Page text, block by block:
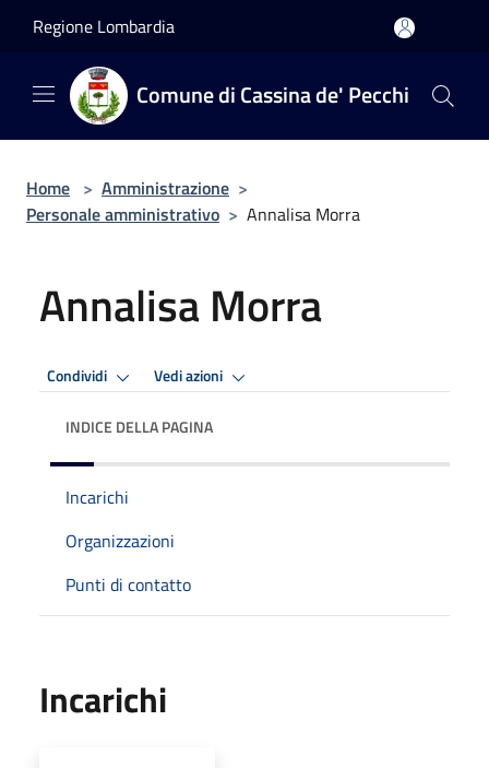
Regione Lombardia
Comune di Cassina de' Pecchi
Home > Amministrazione >
Personale amministrativo > Annalisa Morra
Annalisa Morra
Condividi Vedi azioni
INDICE DELLA PAGINA
Incarichi
Organizzazioni
Punti di contatto
Incarichi